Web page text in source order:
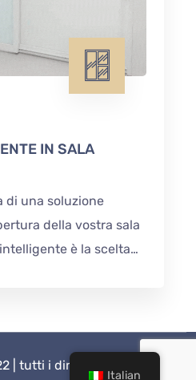
IN SALA
di una soluzione
della vostra sala
è la scelta
| tutti i diritti riservati
Italian